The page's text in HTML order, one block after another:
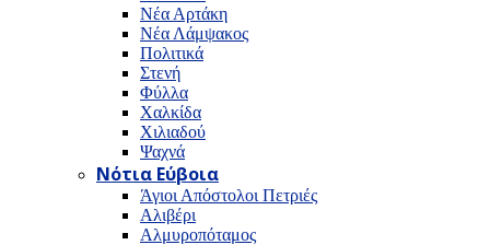
Νέα Αρτάκη
Νέα Λάμψακος
Πολιτικά
Στενή
Φύλλα
Χαλκίδα
Χιλιαδού
Ψαχνά
Νότια Εύβοια
Άγιοι Απόστολοι Πετριές
Αλιβέρι
Αλμυροπόταμος